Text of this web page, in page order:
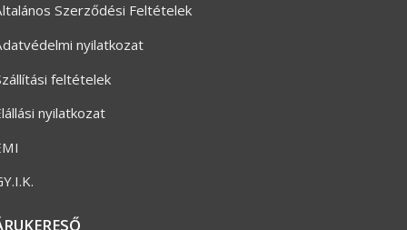
Szerződési Feltételek
nyilatkozat
feltételek
nyilatkozat